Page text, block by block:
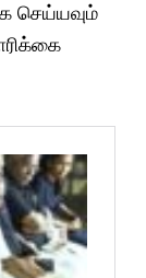
செய்யவும்